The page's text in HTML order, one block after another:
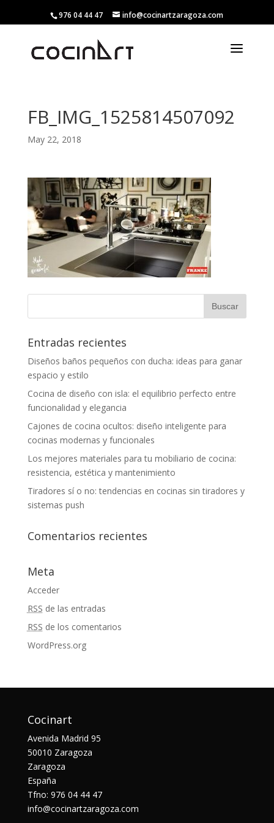
976 04 44 47 info@cocinartzaragoza.com
FB_IMG_1525814507092
May 22, 2018
Entradas recientes
Diseños baños pequeños con ducha: ideas para ganar
espacio y estilo
Cocina de diseño con isla: el equilibrio perfecto entre
funcionalidad y elegancia
Cajones de cocina ocultos: diseño inteligente para
cocinas modernas y funcionales
Los mejores materiales para tu mobiliario de cocina:
resistencia, estética y mantenimiento
Tiradores sí o no: tendencias en cocinas sin tiradores y
sistemas push
Comentarios recientes
Meta
Acceder
RSS de las entradas
RSS de los comentarios
WordPress.org
Cocinart
Avenida Madrid 95
50010 Zaragoza
Zaragoza
España
Tfno: 976 04 44 47
info@cocinartzaragoza.com